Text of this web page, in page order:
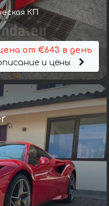
КП
от €643 в день
и цены